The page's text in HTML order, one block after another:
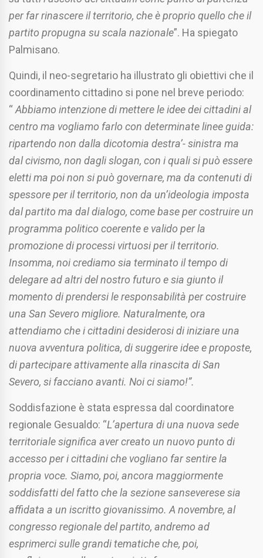
per far rinascere il territorio, che è proprio quello che il
partito propugna su scala nazionale”. Ha spiegato
Palmisano.
Quindi, il neo-segretario ha illustrato gli obiettivi che il
coordinamento cittadino si pone nel breve periodo:
“Abbiamo intenzione di mettere le idee dei cittadini al
centro ma vogliamo farlo con determinate linee guida:
ripartendo non dalla dicotomia destra’- sinistra ma
dal civismo, non dagli slogan, con i quali si può essere
eletti ma poi non si può governare, ma da contenuti di
spessore per il territorio, non da un’ideologia imposta
dal partito ma dal dialogo, come base per costruire un
programma politico coerente e valido per la
promozione di processi virtuosi per il territorio.
Insomma, noi crediamo sia terminato il tempo di
delegare ad altri del nostro futuro e sia giunto il
momento di prendersi le responsabilità per costruire
una San Severo migliore. Naturalmente, ora
attendiamo che i cittadini desiderosi di iniziare una
nuova avventura politica, di suggerire idee e proposte,
di partecipare attivamente alla rinascita di San
Severo, si facciano avanti. Noi ci siamo!”.
Soddisfazione è stata espressa dal coordinatore
regionale Gesualdo: “L’apertura di una nuova sede
territoriale significa aver creato un nuovo punto di
accesso per i cittadini che vogliano far sentire la
propria voce. Siamo, poi, ancora maggiormente
soddisfatti del fatto che la sezione sanseverese sia
affidata a un iscritto giovanissimo. A novembre, al
congresso regionale del partito, andremo ad
esprimerci sulle grandi tematiche che, poi,